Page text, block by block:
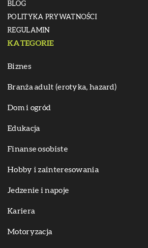
BLOG
POLITYKA PRYWATNOŚCI
REGULAMIN
KATEGORIE
Biznes
Branża adult (erotyka, hazard)
Dom i ogród
Edukacja
Finanse osobiste
Hobby i zainteresowania
Jedzenie i napoje
Kariera
Motoryzacja